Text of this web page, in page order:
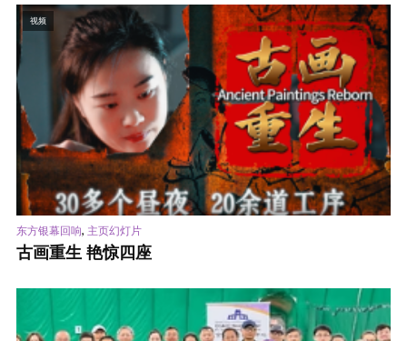
视频
东方银幕回响, 主页幻灯片
古画重生 艳惊四座